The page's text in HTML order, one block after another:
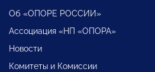
Об «ОПОРЕ РОССИИ»
Ассоциация «НП «ОПОРА»
Новости
Комитеты и Комиссии